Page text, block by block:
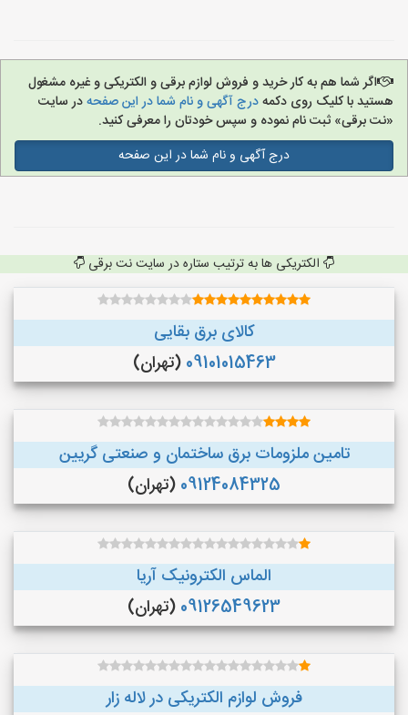
اگر شما هم به کار خرید و فروش لوازم برقی و الکتریکی و غیره مشغول
هستید با کلیک روی دکمهدرج آگهی و نام شما در این صفحهدر سایت
«نت برقی» ثبت نام نموده و سپس خودتان را معرفی کنید.
درج آگهی و نام شما در این صفحه
الکتریکی ها به ترتیب ستاره در سایت نت برقی
کالای برق بقایی
09101015463 (تهران)
تامین ملزومات برق ساختمان و صنعتی گریین
09124084325 (تهران)
الماس الکترونیک آریا
09126549623 (تهران)
فروش لوازم الکتریکی در لاله زار